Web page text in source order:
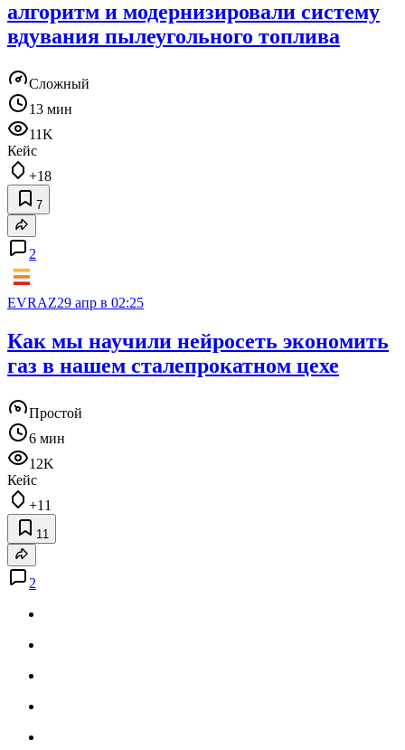
алгоритм и модернизировали систему
вдувания пылеугольного топлива
Сложный
13 мин
11K
Кейс
+18
7
2
EVRAZ29 апр в 02:25
Как мы научили нейросеть экономить
газ в нашем сталепрокатном цехе
Простой
6 мин
12K
Кейс
+11
11
2